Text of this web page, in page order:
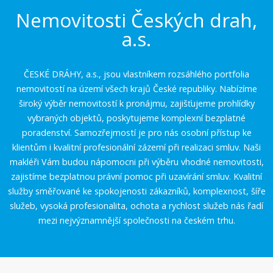
Nemovitosti Českých drah,
a.s.
ČESKÉ DRÁHY, a.s., jsou vlastníkem rozsáhlého portfolia
nemovitostí na území všech krajů České republiky. Nabízíme
široký výběr nemovitostí k pronájmu, zajišťujeme prohlídky
vybraných objektů, poskytujeme komplexní bezplatné
poradenství. Samozřejmostí je pro nás osobní přístup ke
klientům i kvalitní profesionální zázemí při realizaci smluv. Naši
makléři Vám budou nápomocni při výběru vhodné nemovitosti,
zajistíme bezplatnou právní pomoc při uzavírání smluv. Kvalitní
služby směřované ke spokojenosti zákazníků, komplexnost, šíře
služeb, vysoká profesionalita, ochota a rychlost služeb nás řadí
mezi nejvýznamnější společnosti na českém trhu.